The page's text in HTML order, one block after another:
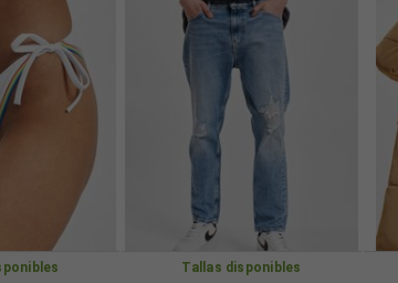
Tallas disponibles